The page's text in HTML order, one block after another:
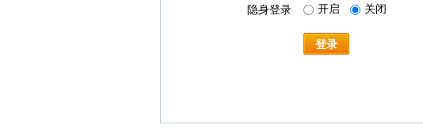
隐身登录 开启 关闭
登录